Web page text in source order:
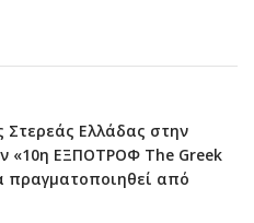
Στερεάς Ελλάδας στην
«10η ΕΞΠΟΤΡΟΦ The Greek
πραγματοποιηθεί από